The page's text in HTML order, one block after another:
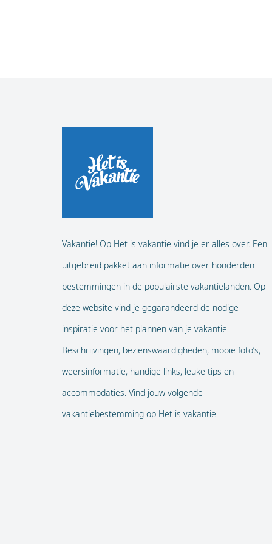
Vakantie! Op Het is vakantie vind je er alles over. Een
uitgebreid pakket aan informatie over honderden
bestemmingen in de populairste vakantielanden. Op
deze website vind je gegarandeerd de nodige
inspiratie voor het plannen van je vakantie.
Beschrijvingen, bezienswaardigheden, mooie foto’s,
weersinformatie, handige links, leuke tips en
accommodaties. Vind jouw volgende
vakantiebestemming op Het is vakantie.